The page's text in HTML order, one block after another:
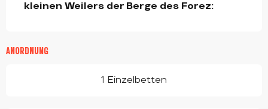
kleinen Weilers der Berge des Forez:
ANORDNUNG
1 Einzelbetten